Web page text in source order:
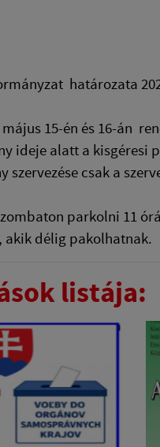
határozata
15-én és 16-án
ideje alatt a kisgéresi
szervezése csak a
parkolni 11
akik délig pakolhatnak.
listája: